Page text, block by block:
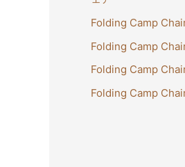
Folding Camp
Folding Camp
Folding Camp
Folding Camp